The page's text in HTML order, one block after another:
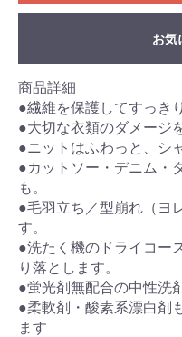
お気
商品詳細
●繊維を保護してすっき
●大切な衣類のダメージ
●ニットはふわっと、シ
●カットソー・デニム・
も。
●毛羽立ち／型崩れ（ヨ
す。
●洗たく機のドライコー
り落とします。
●蛍光剤無配合の中性洗
●柔軟剤・酸素系漂白剤
ます